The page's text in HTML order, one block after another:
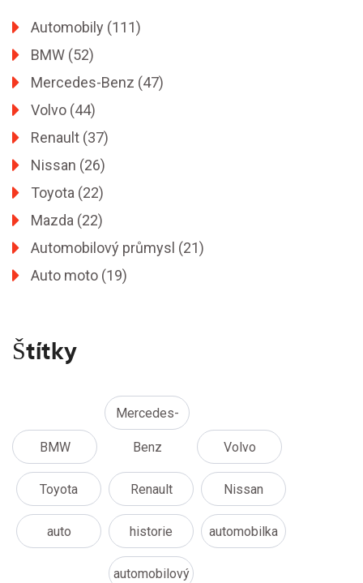
Automobily (111)
BMW (52)
Mercedes-Benz (47)
Volvo (44)
Renault (37)
Nissan (26)
Toyota (22)
Mazda (22)
Automobilový průmysl (21)
Auto moto (19)
Štítky
BMW
Mercedes-
Benz Volvo
Toyota Renault Nissan
auto historie automobilka
automobilový